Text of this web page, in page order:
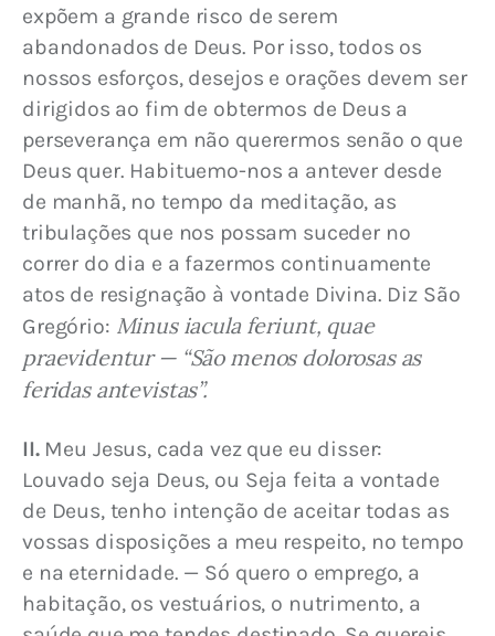
expõem a grande risco de serem
abandonados de Deus. Por isso, todos os
nossos esforços, desejos e orações devem ser
dirigidos ao fim de obtermos de Deus a
perseverança em não querermos senão o que
Deus quer. Habituemo-nos a antever desde
de manhã, no tempo da meditação, as
tribulações que nos possam suceder no
correr do dia e a fazermos continuamente
atos de resignação à vontade Divina. Diz São
Gregório: Minus iacula feriunt, quae
praevidentur — “São menos dolorosas as
feridas antevistas”.
II. Meu Jesus, cada vez que eu disser:
Louvado seja Deus, ou Seja feita a vontade
de Deus, tenho intenção de aceitar todas as
vossas disposições a meu respeito, no tempo
e na eternidade. — Só quero o emprego, a
habitação, os vestuários, o nutrimento, a